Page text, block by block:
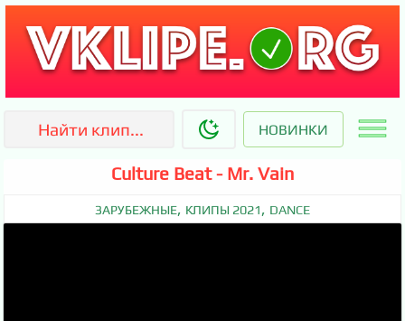
НОВИНКИ
Culture Beat - Mr. Vain
ЗАРУБЕЖНЫЕ, КЛИПЫ 2021, DANCE